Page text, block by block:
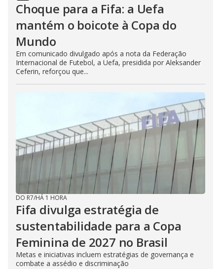
Choque para a Fifa: a Uefa
mantém o boicote à Copa do
Mundo
Em comunicado divulgado após a nota da Federação
Internacional de Futebol, a Uefa, presidida por Aleksander
Ceferin, reforçou que...
DO R7/HÁ 1 HORA
Fifa divulga estratégia de
sustentabilidade para a Copa
Feminina de 2027 no Brasil
Metas e iniciativas incluem estratégias de governança e
combate a assédio e discriminação